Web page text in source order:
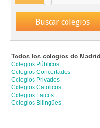
Buscar colegios
Todos los colegios de Madrid
Colegios Públicos
Colegios Concertados
Colegios Privados
Colegios Católicos
Colegios Laicos
Colegios Bilingües